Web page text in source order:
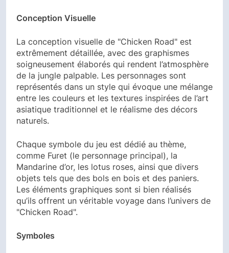
Conception Visuelle
La conception visuelle de "Chicken Road" est
extrêmement détaillée, avec des graphismes
soigneusement élaborés qui rendent l’atmosphère
de la jungle palpable. Les personnages sont
représentés dans un style qui évoque une mélange
entre les couleurs et les textures inspirées de l’art
asiatique traditionnel et le réalisme des décors
naturels.
Chaque symbole du jeu est dédié au thème,
comme Furet (le personnage principal), la
Mandarine d’or, les lotus roses, ainsi que divers
objets tels que des bols en bois et des paniers.
Les éléments graphiques sont si bien réalisés
qu’ils offrent un véritable voyage dans l’univers de
"Chicken Road".
Symboles